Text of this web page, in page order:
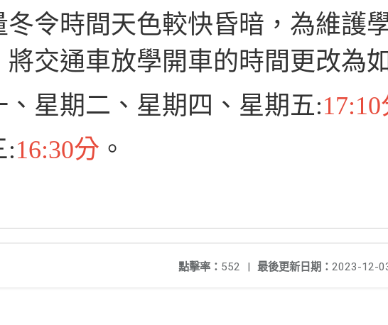
冬令時間天色較快昏暗，為維護
將交通車放學開車的時間更改為
、星期二、星期四、星期五:
:16:30分 。
最後更新日期： 2023-12-
點擊率： 552 |